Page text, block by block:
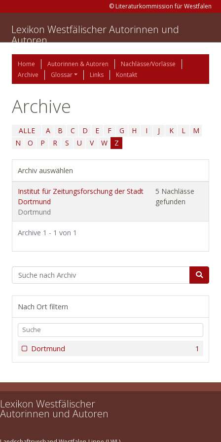
© Literaturkommission für Westfalen
Lexikon Westfälischer Autorinnen und
Autoren
Home Autorinnen & Autoren
Nachlässe/Vorlässe
Archive
Glossar Links Kontakt
Archive
ALLE A B C D E F G H I J K L
M
N
O P R S U V W Z
Archiv auswählen
Institut für Zeitungsforschung der Stadt
Dortmund
Dortmund
5 Nachlässe
gefunden
Archive 1 - 1 von 1
Nach Ort filtern
1
Dortmund
Lexikon Westfälischer
Autorinnen und Autoren